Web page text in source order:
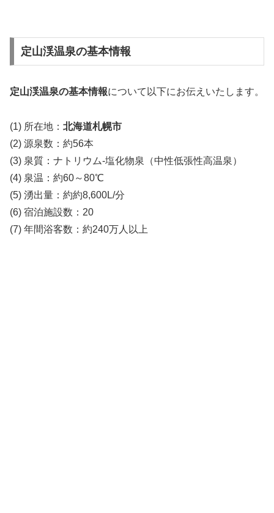
定山渓温泉の基本情報
定山渓温泉の基本情報について以下にお伝えいたします。
(1) 所在地： 北海道札幌市
(2) 源泉数：約56本
(3) 泉質：ナトリウム‐塩化物泉（中性低張性高温泉）
(4) 泉温：約60～80℃
(5) 湧出量：約約8,600L/分
(6) 宿泊施設数：20
(7) 年間浴客数：約240万人以上